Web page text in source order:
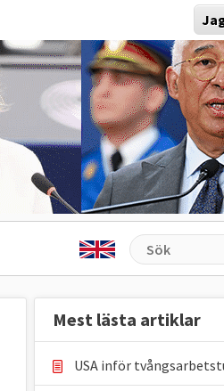
Mest lästa artiklar
USA inför